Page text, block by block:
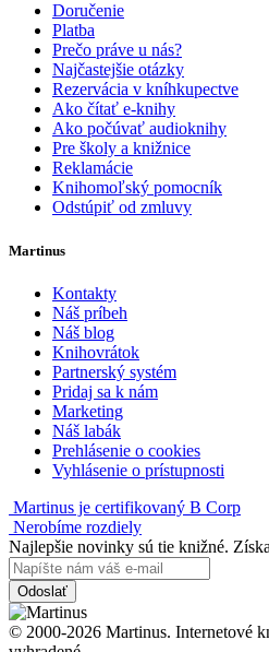
Doručenie
Platba
Prečo práve u nás?
Najčastejšie otázky
Rezervácia v kníhkupectve
Ako čítať e-knihy
Ako počúvať audioknihy
Pre školy a knižnice
Reklamácie
Knihomoľský pomocník
Odstúpiť od zmluvy
Martinus
Kontakty
Náš príbeh
Náš blog
Knihovrátok
Partnerský systém
Pridaj sa k nám
Marketing
Náš labák
Prehlásenie o cookies
Vyhlásenie o prístupnosti
Martinus je certifikovaný B Corp
Nerobíme rozdiely
Najlepšie novinky sú tie knižné.
Odoslať
© 2000-2026 Martinus. Internetové